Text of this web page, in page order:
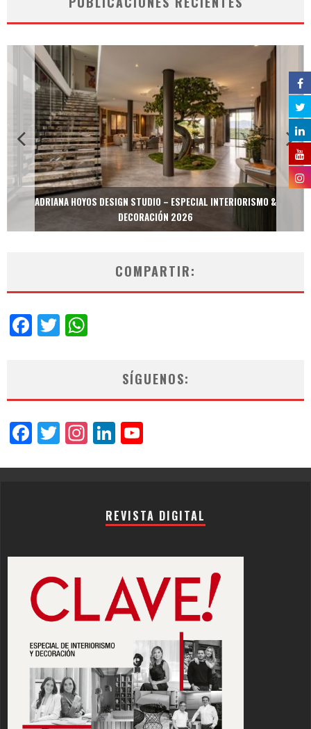
ADRIANA HOYOS DESIGN STUDIO – ESPECIAL INTERIORISMO &
DECORACIÓN 2026
COMPARTIR:
Facebook
Twitter
SÍGUENOS:
Facebook
Twitter
Instagram
LinkedIn
REVISTA DIGITAL